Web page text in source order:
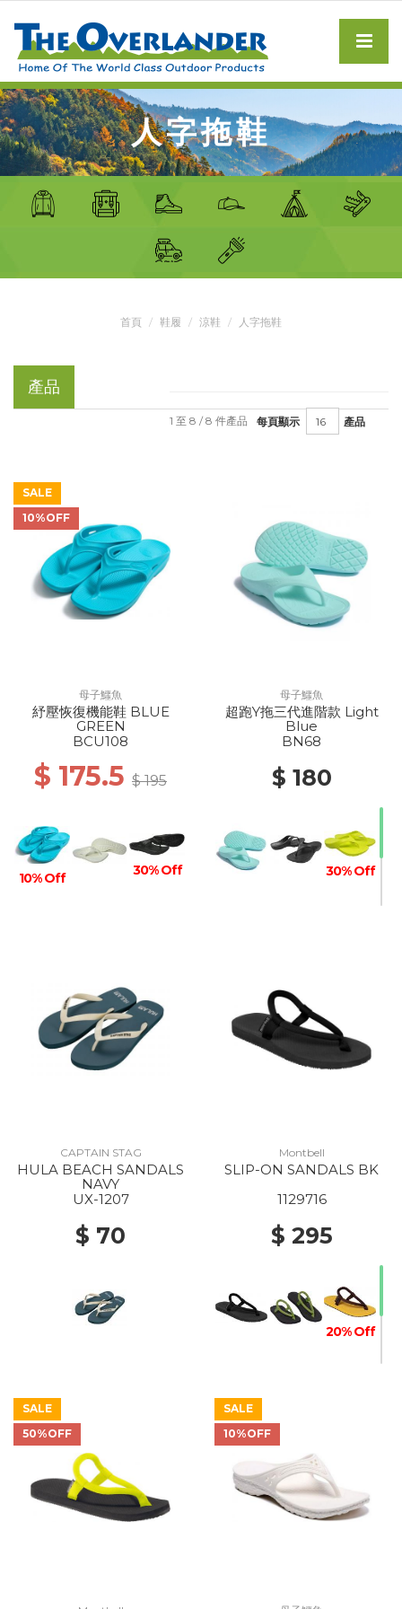
人字拖鞋
首頁 鞋履 涼鞋 人字拖鞋
產品
每頁顯示 產品
1 至 8 / 8 件產品
SALE
10%OFF
母子鱷魚
紓壓恢復機能鞋 BLUE
GREEN
BCU108
$ 175.5 $ 195
10% Off 30% Off
母子鱷魚
超跑Y拖三代進階款 Light
Blue
BN68
$ 180
30% Off
CAPTAIN STAG
HULA BEACH SANDALS
NAVY
UX-1207
$ 70
Montbell
SLIP-ON SANDALS BK
1129716
$ 295
20% Off
SALE
50%OFF
SALE
10%OFF